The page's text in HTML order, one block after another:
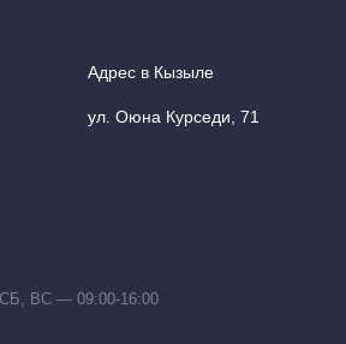
Адрес в Кызыле
ул. Оюна Курседи, 71
ВС — 09:00-16:00